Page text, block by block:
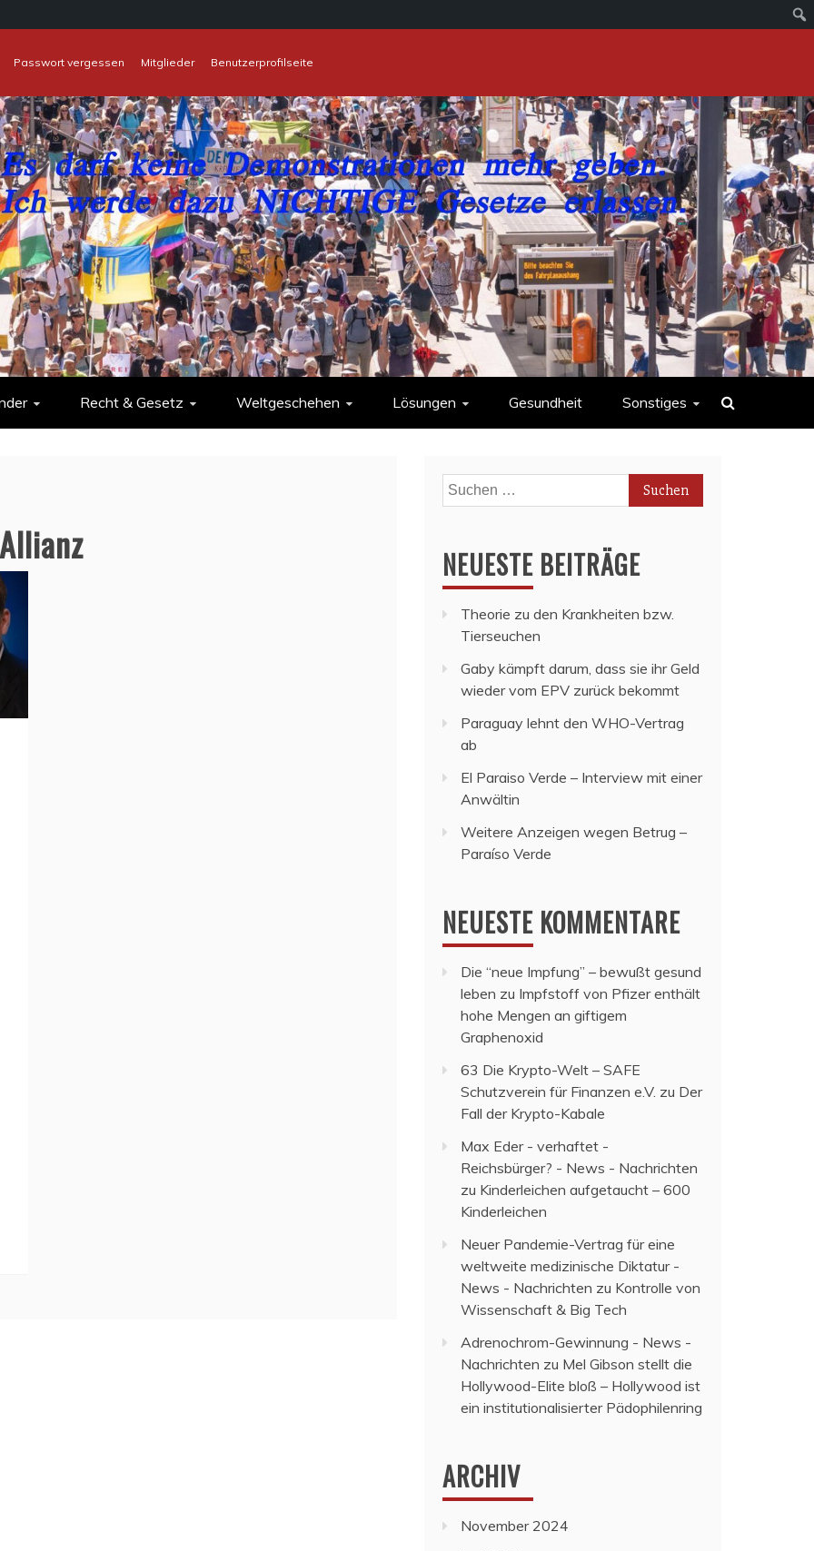
Passwort vergessen Mitglieder
Benutzerprofilseite
Recht & Gesetz Weltgeschehen Lösungen Gesundheit Sonstiges
Suchen
nach:
NEUESTE BEITRÄGE
Theorie zu den Krankheiten bzw.
Tierseuchen
Gaby kämpft darum, dass sie ihr Geld
wieder vom EPV zurück bekommt
Paraguay lehnt den WHO-Vertrag
ab
El Paraiso Verde – Interview mit einer
Anwältin
Weitere Anzeigen wegen Betrug –
Paraíso Verde
NEUESTE KOMMENTARE
Die “neue Impfung” – bewußt gesund
leben zu Impfstoff von Pfizer enthält
hohe Mengen an giftigem
Graphenoxid
63 Die Krypto-Welt – SAFE
Schutzverein für Finanzen e.V. zu Der
Fall der Krypto-Kabale
Max Eder - verhaftet -
Reichsbürger? - News - Nachrichten
zu Kinderleichen aufgetaucht – 600
Kinderleichen
Neuer Pandemie-Vertrag für eine
weltweite medizinische Diktatur -
News - Nachrichten zu Kontrolle von
Wissenschaft & Big Tech
Adrenochrom-Gewinnung - News -
Nachrichten zu Mel Gibson stellt die
Hollywood-Elite bloß – Hollywood ist
ein institutionalisierter Pädophilenring
ARCHIV
November 2024